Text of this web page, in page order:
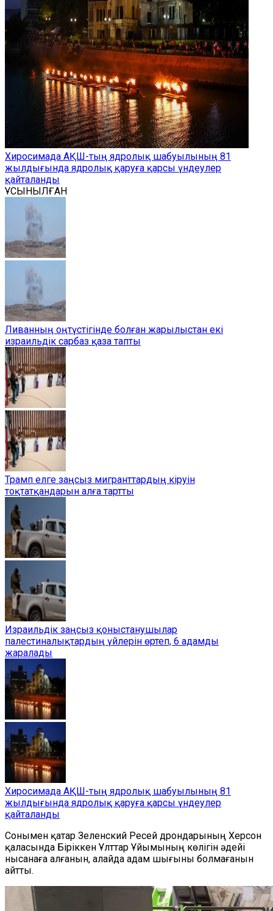
Хиросимада АҚШ-тың ядролық шабуылының 81
жылдығында ядролық қаруға қарсы үндеулер
қайталанды
ҰСЫНЫЛҒАН
Ливанның оңтүстігінде болған жарылыстан екі
израильдік сарбаз қаза тапты
Трамп елге заңсыз мигранттардың кіруін
тоқтатқандарын алға тартты
Израильдік заңсыз қоныстанушылар
палестиналықтардың үйлерін өртеп, 6 адамды
жаралады
Хиросимада АҚШ-тың ядролық шабуылының 81
жылдығында ядролық қаруға қарсы үндеулер
қайталанды
Сонымен қатар Зеленский Ресей дрондарының Херсон
қаласында Біріккен Ұлттар Ұйымының көлігін әдейі
нысанаға алғанын, алайда адам шығыны болмағанын
айтты.